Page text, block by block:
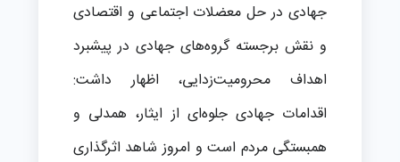
جهادی در حل معضلات اجتماعی و اقتصادی
و نقش برجسته گروه‌های جهادی در پیشبرد
اهداف محرومیت‌زدایی، اظهار داشت:
اقدامات جهادی جلوه‌ای از ایثار، همدلی و
همبستگی مردم است و امروز شاهد اثرگذاری